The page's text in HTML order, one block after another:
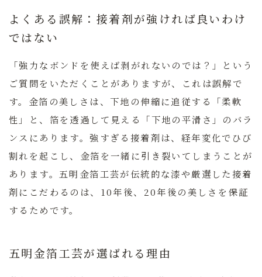
よくある誤解：接着剤が強ければ良いわけ
ではない
「強力なボンドを使えば剥がれないのでは？」という
ご質問をいただくことがありますが、これは誤解で
す。金箔の美しさは、下地の伸縮に追従する「柔軟
性」と、箔を透過して見える「下地の平滑さ」のバラ
ンスにあります。強すぎる接着剤は、経年変化でひび
割れを起こし、金箔を一緒に引き裂いてしまうことが
あります。五明金箔工芸が伝統的な漆や厳選した接着
剤にこだわるのは、10年後、20年後の美しさを保証
するためです。
五明金箔工芸が選ばれる理由